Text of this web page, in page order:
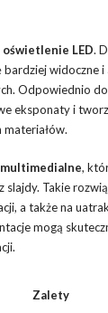
oświetlenie LED.
widoczne i
Odpowiednio
eksponaty i
,
Takie
a także na
mogą
Zalety